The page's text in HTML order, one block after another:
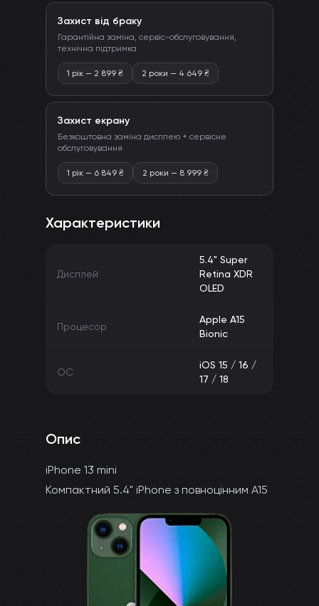
Захист від браку
Гарантійна заміна, сервіс-обслуговування,
технічна підтримка
1 рік — 2 899 ₴ 2 роки — 4 649 ₴
Захист екрану
Безкоштовна заміна дисплею + сервісне
обслуговування
1 рік — 6 849 ₴ 2 роки — 8 999 ₴
Характеристики
Дисплей
5.4" Super
Retina XDR
OLED
Процесор
Apple A15
Bionic
ОС
iOS 15 / 16 /
17 / 18
Опис
iPhone 13 mini
Компактний 5.4" iPhone з повноцінним A15